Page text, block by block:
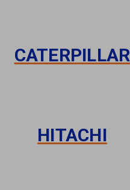
CATERPILLAR
HITACHI